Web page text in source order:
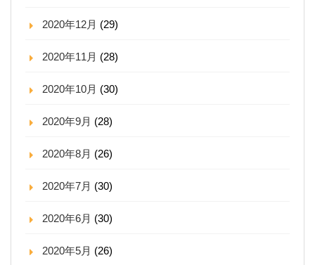
2020年12月 (29)
2020年11月 (28)
2020年10月 (30)
2020年9月 (28)
2020年8月 (26)
2020年7月 (30)
2020年6月 (30)
2020年5月 (26)